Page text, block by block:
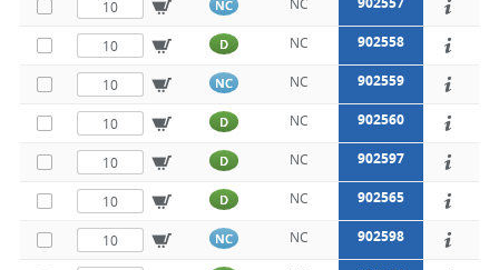
NC
D NC 902558
NC NC 902559
D NC 902560
D NC 902597
D NC 902565
NC NC 902598